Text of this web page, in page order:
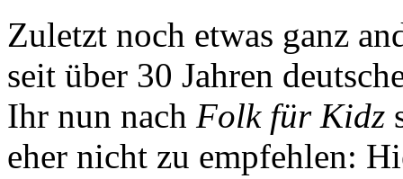
Zuletzt noch etwas ganz
seit über 30 Jahren
Ihr nun nach Folk für Kidz
eher nicht zu empfehlen: